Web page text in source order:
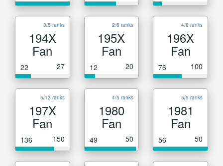
3/5 ranks
194X
Fan
22 27
2/6 ranks
195X
Fan
12 20
4/8 ranks
196X
Fan
76 100
5/13 ranks
197X
Fan
136 150
4/5 ranks
1980
Fan
49 50
5/5 ranks
1981
Fan
56 50